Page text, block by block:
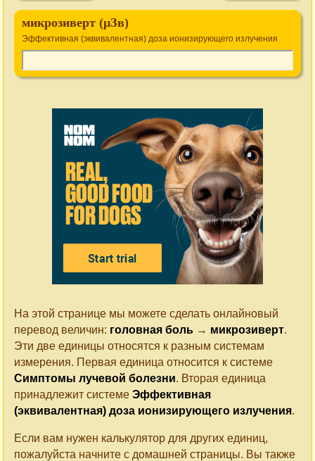
микрозиверт (µЗв)
Эффективная (эквивалентная) доза ионизирующего излучения
На этой странице мы можете сделать онлайновый
перевод величин: головная боль → микрозиверт.
Эти две единицы относятся к разным системам
измерения. Первая единица относится к системе
Симптомы лучевой болезни. Вторая единица
принадлежит системе Эффективная
(эквивалентная) доза ионизирующего излучения.
Если вам нужен калькулятор для других единиц,
пожалуйста начните с домашней страницы. Вы также